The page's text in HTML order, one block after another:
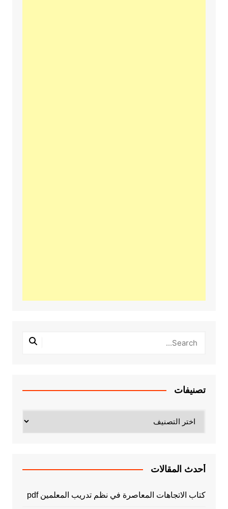
تصنيفات
أحدث المقالات
كتاب الاتجاهات المعاصرة في نظم تدريب المعلمين pdf